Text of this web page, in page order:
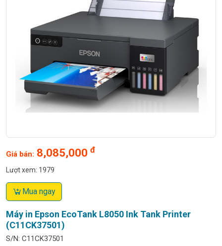
Máy in Epson EcoTank L8050 Ink Tank Printer
(C11CK37501)
S/N: C11CK37501
Giá bán: 8,085,000 đ
Lượt xem: 1979
Mua ngay